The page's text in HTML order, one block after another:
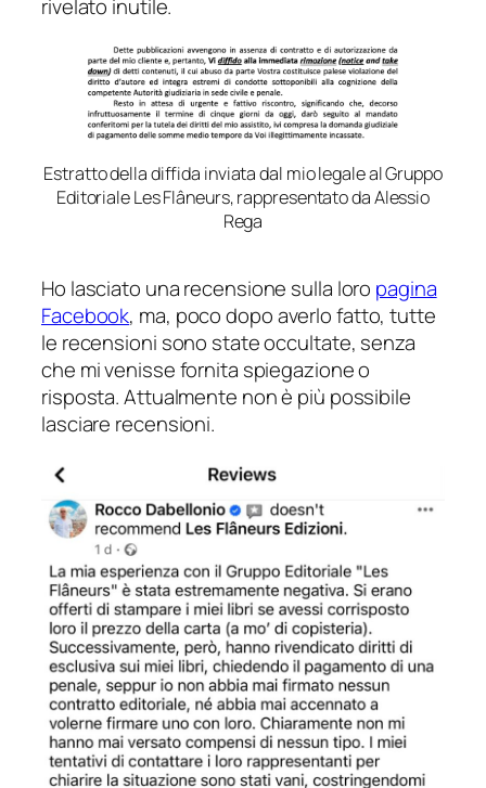
rivelato inutile.
Estratto della diffida inviata dal mio legale al Gruppo
Editoriale Les Flâneurs, rappresentato da Alessio
Rega
Ho lasciato una recensione sulla loro pagina
Facebook, ma, poco dopo averlo fatto, tutte
le recensioni sono state occultate, senza
che mi venisse fornita spiegazione o
risposta. Attualmente non è più possibile
lasciare recensioni.